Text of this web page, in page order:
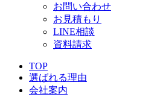
お問い合わせ
お見積もり
LINE相談
資料請求
TOP
選ばれる理由
会社案内